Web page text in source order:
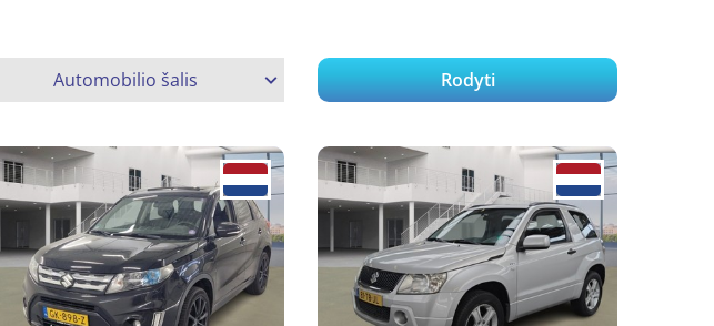
Automobilio šalis Rodyti